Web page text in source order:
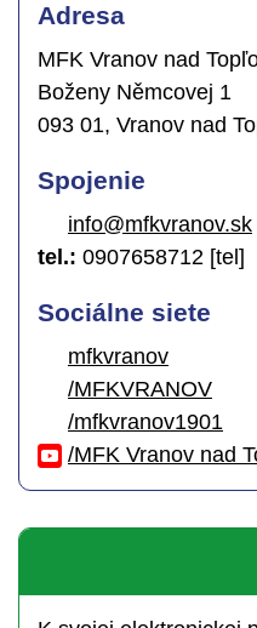
Adresa
MFK Vranov nad
Boženy Němcovej 1
093 01, Vranov nad
Spojenie
info@mfkvranov.sk
tel.: 0907658712 [tel]
Sociálne siete
mfkvranov
/MFKVRANOV
/mfkvranov1901
/MFK Vranov nad